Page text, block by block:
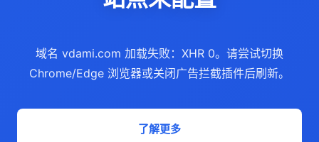
域名 vdami.com 加载失败：XHR 0。请尝试切换
Chrome/Edge 浏览器或关闭广告拦截插件后刷新。
了解更多